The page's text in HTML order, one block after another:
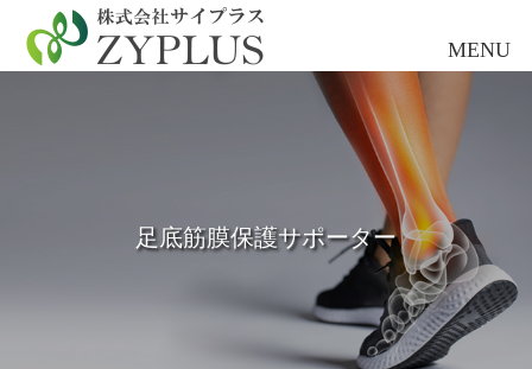
足底筋膜保護サポーター